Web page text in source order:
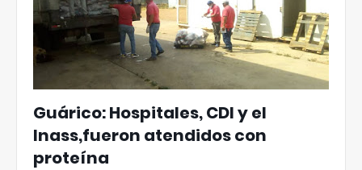
Guárico: Hospitales, CDI y el
Inass,fueron atendidos con
proteína